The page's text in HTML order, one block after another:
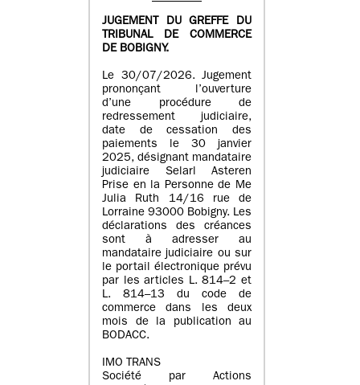
JUGEMENT DU GREFFE DU
TRIBUNAL DE COMMERCE
DE BOBIGNY.
Le 30/07/2026. Jugement
prononçant l’ouverture
d’une procédure de
redressement judiciaire,
date de cessation des
paiements le 30 janvier
2025, désignant mandataire
judiciaire Selarl Asteren
Prise en la Personne de Me
Julia Ruth 14/16 rue de
Lorraine 93000 Bobigny. Les
déclarations des créances
sont à adresser au
mandataire judiciaire ou sur
le portail électronique prévu
par les articles L. 814–2 et
L. 814–13 du code de
commerce dans les deux
mois de la publication au
BODACC.
IMO TRANS
Société par Actions